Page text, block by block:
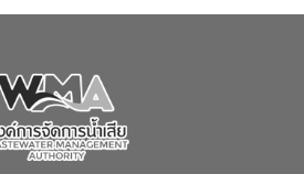
ณ เทศบาลตำบลบางเลน จังหวัดนครปฐม